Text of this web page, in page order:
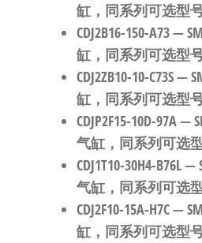
缸，同系列可选型
CDJ2B16-150-A73—
缸，同系列可选型
CDJ2ZB10-10-C73S—
缸，同系列可选型
CDJP2F15-10D-97A—
气缸，同系列可选
CDJ1T10-30H4-B76L—
气缸，同系列可选
CDJ2F10-15A-H7C—
缸，同系列可选型